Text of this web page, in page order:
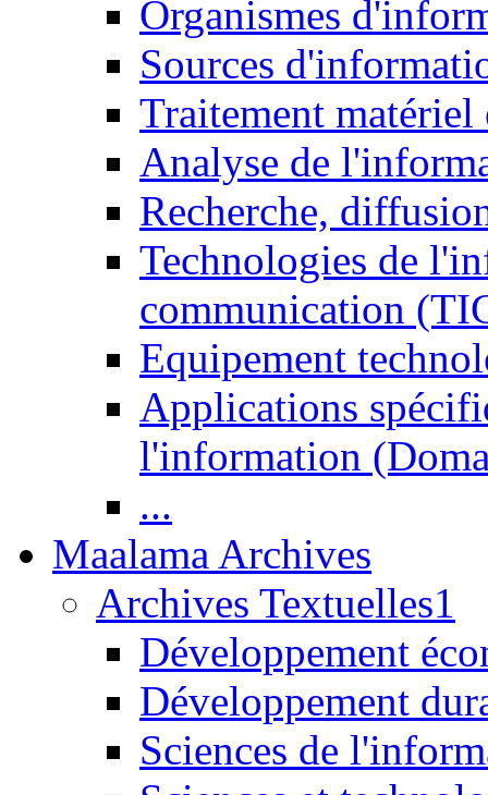
Organismes
Sources
Traitement matériel
Analyse de
Recherche,
Technologies de
communication
Equipement
Applications
l'information
...
Maalama Archives
Archives Textuelles1
Développement
Développement
Sciences de